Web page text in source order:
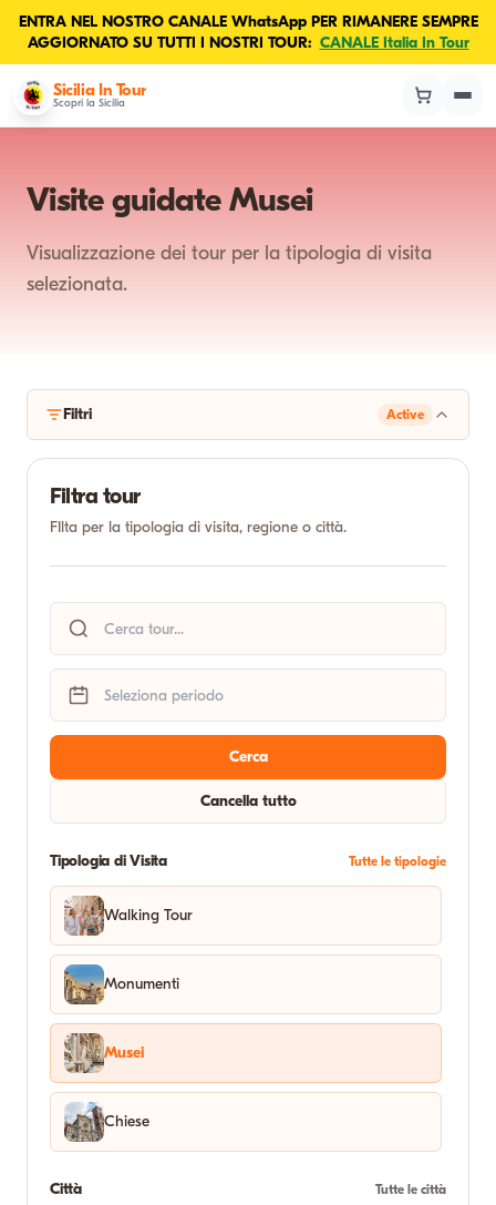
ENTRA NEL NOSTRO CANALE WhatsApp PER RIMANERE SEMPRE
AGGIORNATO SU TUTTI I NOSTRI TOUR: CANALE Italia In Tour
Sicilia In Tour
Scopri la Sicilia
Visite guidate Musei
Visualizzazione dei tour per la tipologia di visita
selezionata.
Filtri Active
Filtra tour
FIlta per la tipologia di visita, regione o città.
Cerca
Cancella tutto
Tipologia di Visita Tutte le tipologie
Walking Tour
Monumenti
Musei
Chiese
Città Tutte le città